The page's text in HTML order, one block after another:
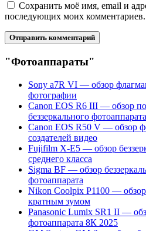
Сохранить моё имя, email и
последующих моих комментариев.
"Фотоаппараты"
Sony a7R VI — обзор
фотографии
Canon EOS R6 III — обзор
беззеркального фотоаппарата
Canon EOS R50 V — обзор
создателей видео
Fujifilm X-E5 — обзор
среднего класса
Sigma BF — обзор
фотоаппарата
Nikon Coolpix P1100 —
кратным зумом
Panasonic Lumix SR1 II —
фотоаппарата 8К 2025